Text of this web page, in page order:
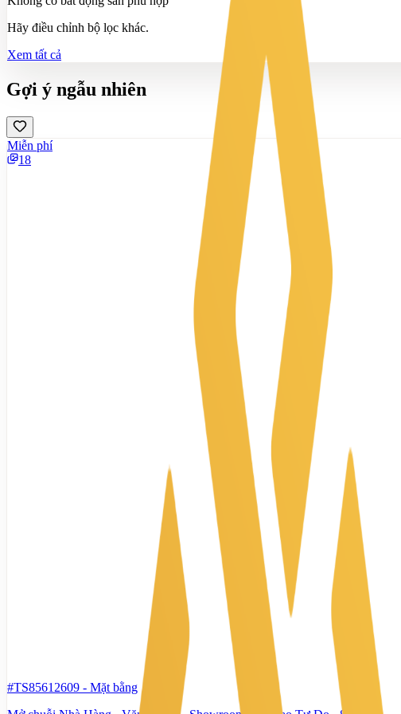
Hãy điều chỉnh bộ lọc khác.
Xem tất cả
Gợi ý ngẫu nhiên
Miễn phí
18
#TS85612609 - Mặt bằng